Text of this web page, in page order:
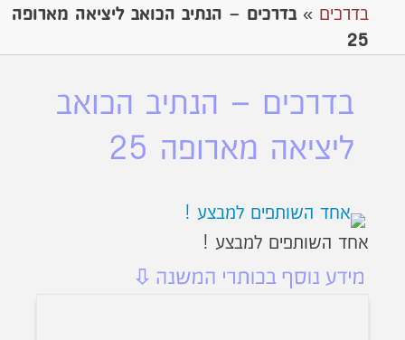
בדרכים »בדרכים – הנתיב הכואב ליציאה מארופה
25
בדרכים – הנתיב הכואב
ליציאה מארופה 25
אחד השותפים למבצע !